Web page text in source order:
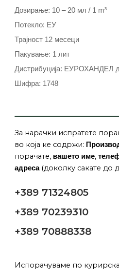
Дозирање: 10 – 20 мл / 1 m³
Потекло: ЕУ
Трајност 12 месеци
Пакување: 1 лит
Дистрибуција: ЕУРОХАНДЕЛ
Шифра: 1748
За нарачки испратете
во која ке содржи:
порачате, вашето име,
адреса(доколку сакате до
+389 71324805
+389 70239310
+389 70888338
Испорачуваме по